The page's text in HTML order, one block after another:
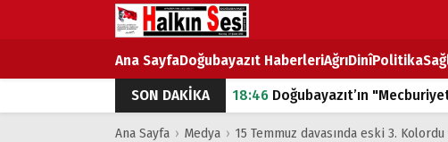
Ana SayfaDoğubayazıt HaberleriAğrıDinîPolitika
SON DAKİKA
18:46 Doğubayazıt’ın
07:53Doğubayazıt’ta Ekmek
Ana Sayfa › Medya › 15 Temmuz davasında eski 3.